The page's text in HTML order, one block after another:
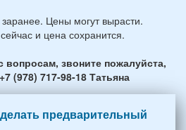
Цены могут вырасти.
и цена сохранится.
звоните пожалуйста,
(978) 717-98-18 Татьяна
предварительный